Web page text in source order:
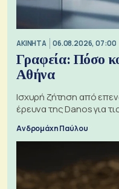
ΑΚΙΝΗΤΑ 06.08.2026, 07:00
Γραφεία: Πόσο
Αθήνα
Ισχυρή ζήτηση από
έρευνα της Danos για
Ανδρομάχη Παύλου